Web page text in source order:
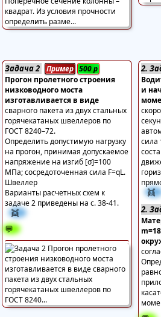
Задача 2 Пример 500р
Прогон пролетного строения
низководного моста
изготавливается в виде
сварного пакета из двух стальных
горячекатаных швеллеров по
ГОСТ 8240–72.
Определить допустимую нагрузку
на прогон, принимая допускаемое
напряжение на изгиб [σ]=100
МПа; сосредоточенная сила F=qL.
Швеллер
Варианты расчетных схем к
задаче 2 приведены на с. 38-41.
👯
💬
2.
и
сила
👯
2.